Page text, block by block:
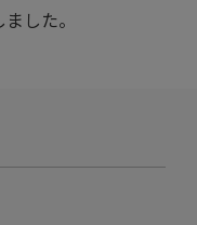
した。